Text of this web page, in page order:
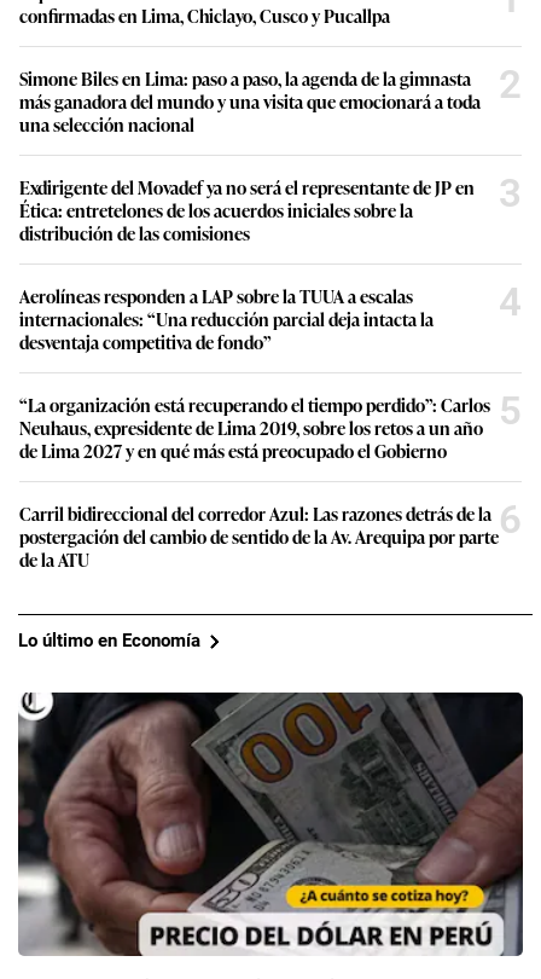
confirmadas en Lima, Chiclayo, Cusco y Pucallpa
Simone Biles en Lima: paso a paso, la agenda de la gimnasta
más ganadora del mundo y una visita que emocionará a toda
una selección nacional
2
Exdirigente del Movadef ya no será el representante de JP en
Ética: entretelones de los acuerdos iniciales sobre la
distribución de las comisiones
3
Aerolíneas responden a LAP sobre la TUUA a escalas
internacionales: “Una reducción parcial deja intacta la
desventaja competitiva de fondo”
4
“La organización está recuperando el tiempo perdido”: Carlos
Neuhaus, expresidente de Lima 2019, sobre los retos a un año
de Lima 2027 y en qué más está preocupado el Gobierno
5
Carril bidireccional del corredor Azul: Las razones detrás de la
postergación del cambio de sentido de la Av. Arequipa por parte
de la ATU
6
Lo último en Economía